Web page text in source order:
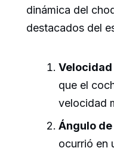
dinámica del
destacados del
que el
velocidad
Ángulo
ocurrió en